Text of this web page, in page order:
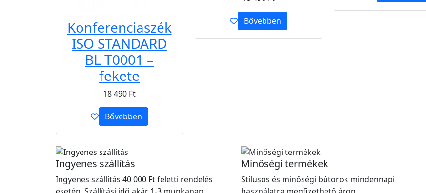
Konferenciaszék
ISO STANDARD
BL T0001 –
fekete
18 490 Ft
Bővebben
Bővebben
Ingyenes szállítás
Ingyenes szállítás 40 000 Ft feletti rendelés
Minőségi termékek
Stílusos és minőségi bútorok mindennapi